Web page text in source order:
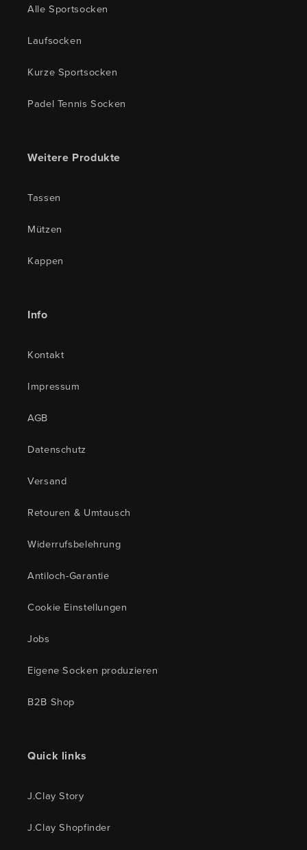
Alle Sportsocken
Laufsocken
Kurze Sportsocken
Padel Tennis Socken
Weitere Produkte
Tassen
Mützen
Kappen
Info
Kontakt
Impressum
AGB
Datenschutz
Versand
Retouren & Umtausch
Widerrufsbelehrung
Antiloch-Garantie
Cookie Einstellungen
Jobs
Eigene Socken produzieren
B2B Shop
Quick links
J.Clay Story
J.Clay Shopfinder